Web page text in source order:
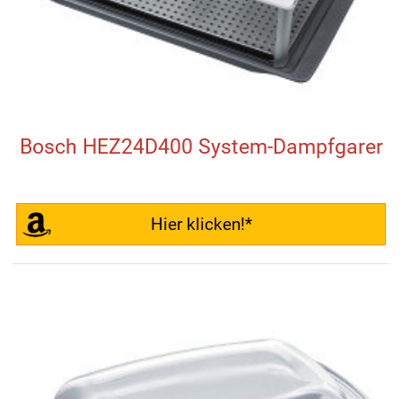
Bosch HEZ24D400 System-Dampfgarer
Hier klicken!*